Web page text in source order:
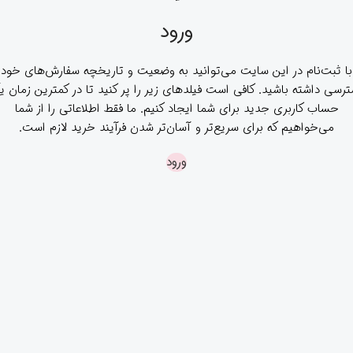
ورود
با ثبت‌نام در این سایت می‌توانید به وضعیت و تاریخچه سفارش‌های خود
داشته باشید. کافی است فیلدهای زیر را پر کنید تا در کمترین
حساب کاربری جدید برای شما ایجاد کنیم. ما فقط اطلاعاتی را از شما
می‌خواهیم که برای سریع‌تر و آسان‌تر شدن فرآیند خرید لازم است.
ورود